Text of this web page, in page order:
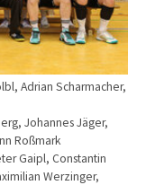
Adrian Scharmacher,
Johannes Jäger,
Roßmark
Gaipl, Constantin
Werzinger,